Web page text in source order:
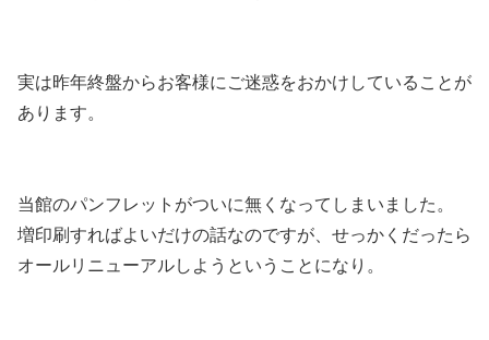
実は昨年終盤からお客様にご迷惑をおかけしていることが
あります。
当館のパンフレットがついに無くなってしまいました。
増印刷すればよいだけの話なのですが、せっかくだったら
オールリニューアルしようということになり。